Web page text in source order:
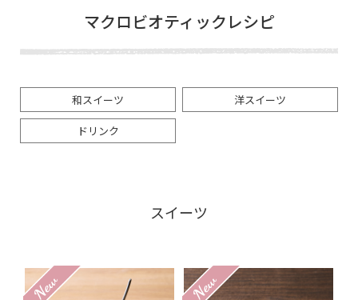
マクロビオティックレシピ
和スイーツ 洋スイーツ
ドリンク
スイーツ